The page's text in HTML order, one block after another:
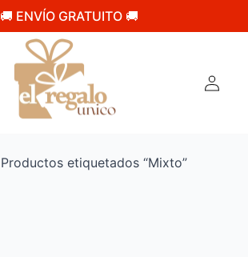
🚚 ENVÍO GRATUITO 🚚
Productos etiquetados “Mixto”